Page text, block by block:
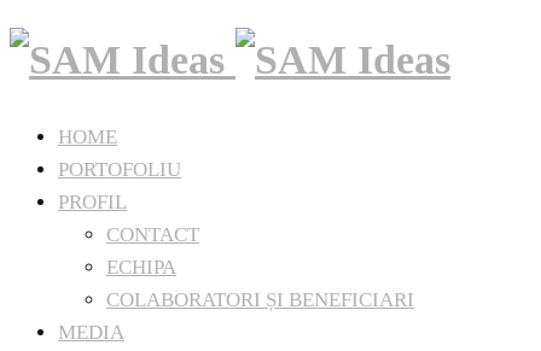
HOME
PORTOFOLIU
PROFIL
CONTACT
ECHIPA
COLABORATORI ȘI BENEFICIARI
MEDIA